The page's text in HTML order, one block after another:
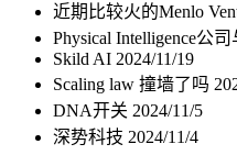
近期比较火的Menlo
Physical Intelligence公
Skild AI 2024/11/19
Scaling law 撞墙了吗
DNA开关 2024/11/5
深势科技 2024/11/4